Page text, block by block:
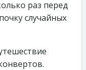
раз перед
случайных